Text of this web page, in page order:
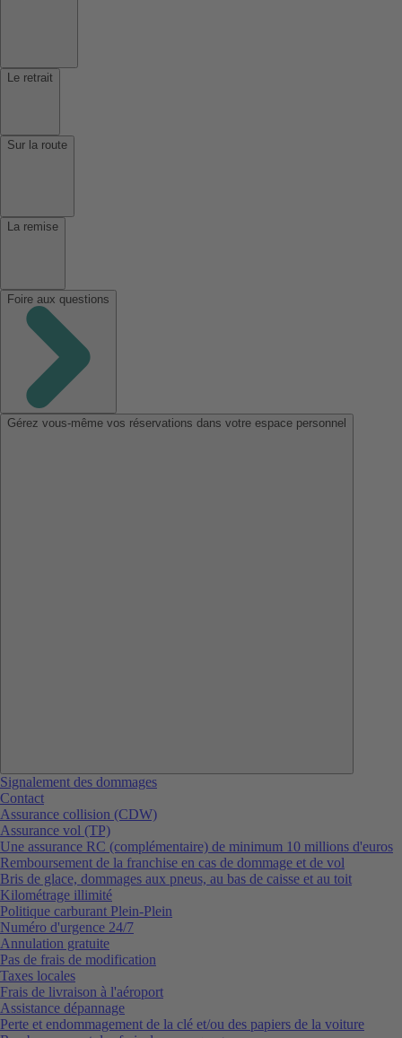
Le retrait
Sur la route
La remise
Foire aux questions
Gérez vous-même vos réservations dans votre espace personnel
Signalement des dommages
Contact
Assurance collision (CDW)
Assurance vol (TP)
Une assurance RC (complémentaire) de minimum 10 millions d'euros
Remboursement de la franchise en cas de dommage et de vol
Bris de glace, dommages aux pneus, au bas de caisse et au toit
Kilométrage illimité
Politique carburant Plein-Plein
Numéro d'urgence 24/7
Annulation gratuite
Pas de frais de modification
Taxes locales
Frais de livraison à l'aéroport
Assistance dépannage
Perte et endommagement de la clé et/ou des papiers de la voiture